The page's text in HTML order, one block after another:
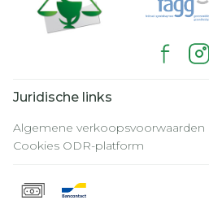
Juridische links
Algemene verkoopsvoorwaarden
Cookies ODR-platform